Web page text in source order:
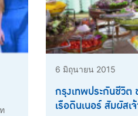
6 มิถุนายน 2015
กรุงเทพประกันชีวิ
เรือดินเนอร์ สัมผัสเ